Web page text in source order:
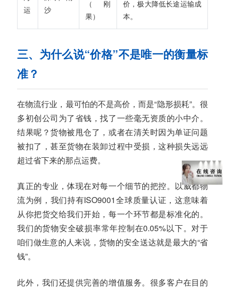
运
沙
（刚
果）
价，极大降低长途运输成
本。
三、为什么说“价格”不是唯一的衡量标
准？
在物流行业，最可怕的不是高价，而是“隐形损耗”。很
多初创公司为了省钱，找了一些毫无资质的小中介。
结果呢？货物被甩仓了，或者在清关时因为单证问题
被扣了，甚至货物在装卸过程中受损，这种损失远远
超过省下来的那点运费。
真正的专业，体现在对每一个细节的把控。以威都物
流为例，我们持有ISO9001全球质量认证，这意味着
从你把货交给我们开始，每一个环节都是标准化的。
我们的货物安全破损率常年控制在0.05%以下。对于
咱们做生意的人来说，货物的安全送达就是最大的“省
钱”。
此外，我们还提供完善的增值服务。很多客户在目的